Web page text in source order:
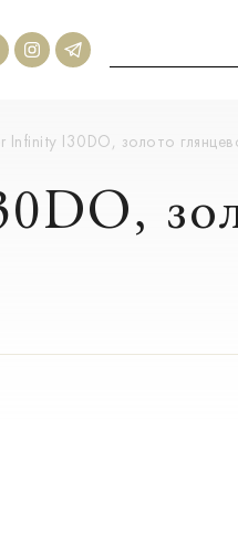
Infinity I30DO, золото